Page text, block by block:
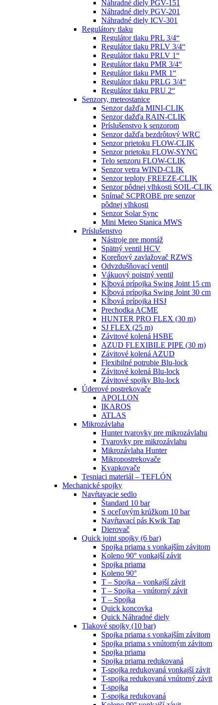
Náhradné diely PGV-151
Náhradné diely PGV-201
Náhradné diely ICV-301
Regulátory tlaku
Regulátor tlaku PRL 3/4“
Regulátor tlaku PRLV 3/4“
Regulátor tlaku PRLV 1“
Regulátor tlaku PMR 3/4“
Regulátor tlaku PMR 1“
Regulátor tlaku PRLG 3/4“
Regulátor tlaku PRU 2“
Senzory, meteostanice
Senzor dažďa MINI-CLIK
Senzor dažďa RAIN-CLIK
Príslušenstvo k senzorom
Senzor dažďa bezdrôtový WRC
Senzor prietoku FLOW-CLIK
Senzor prietoku FLOW-SYNC
Telo senzoru FLOW-CLIK
Senzor vetra WIND-CLIK
Senzor teploty FREEZE-CLIK
Senzor pôdnej vlhkosti SOIL-CLIK
Snímač SCPROBE pre senzor
pôdnej vlhkosti
Senzor Solar Sync
Mini Meteo Stanica MWS
Príslušenstvo
Nástroje pre montáž
Spätný ventil HCV
Koreňový zavlažovač RZWS
Odvzdušňovací ventil
Vákuový poistný ventil
Kĺbová prípojka Swing Joint 15 cm
Kĺbová prípojka Swing Joint 30 cm
Kĺbová prípojka HSJ
Prechodka ACME
HUNTER PRO FLEX (30 m)
SJ FLEX (25 m)
Závitové kolená HSBE
AZUD FLEXIBILE PIPE (30 m)
Závitové kolená AZUD
Flexibilné potrubie Blu-lock
Závitové kolená Blu-lock
Závitové spojky Blu-lock
Úderové postrekovače
APOLLON
IKAROS
ATLAS
Mikrozávlaha
Hunter tvarovky pre mikrozávlahu
Tvarovky pre mikrozávlahu
Mikrozávlaha Hunter
Mikropostrekovače
Kvapkovače
Tesniaci materiál – TEFLÓN
Mechanické spojky
Navŕtavacie sedlo
Štandard 10 bar
S oceľovým krúžkom 10 bar
Navŕtavací pás Kwik Tap
Dierovač
Quick joint spojky (6 bar)
Spojka priama s vonkajším závitom
Koleno 90° vonkajší závit
Spojka priama
Koleno 90°
T – Spojka – vonkajší závit
T – Spojka – vnútorný závit
T – Spojka
Quick koncovka
Quick Náhradné diely
Tlakové spojky (10 bar)
Spojka priama s vonkajším závitom
Spojka priama s vnútorným závitom
Spojka priama
Spojka priama redukovaná
T-spojka redukovaná vonkajší závit
T-spojka redukovaná vnútorný závit
T-spojka
T-spojka redukovaná